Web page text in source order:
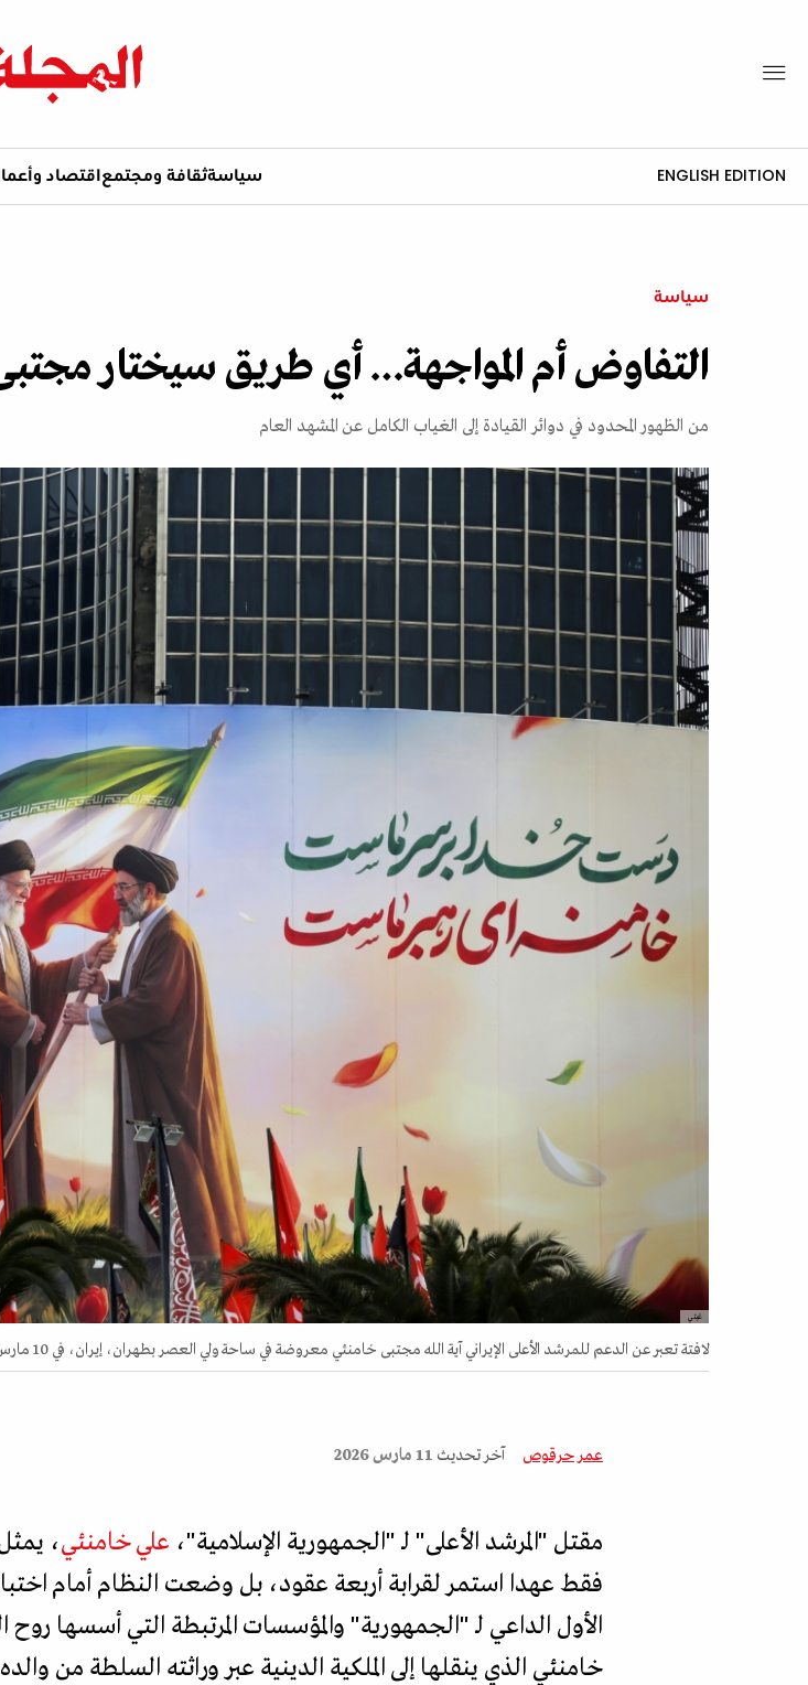
ENGLISH EDITION سياسةثقافة ومجتمع اقتصاد
سياسة
التفاوض أم المواجهة… أي طريق سيختار
من الظهور المحدود في دوائر القيادة إلى الغياب الكامل عن المشهد العام
غيتي
لافتة تعبر عن الدعم للمرشد الأعلى الإيراني آية الله مجتبى خامنئي معروضة في ساحة ولي العصر بطهران، إيران، في 10 مارس 2026
عمر حرقوص آخر تحديث 11 مارس 2026
مقتل "المرشد الأعلى" لـ "الجمهورية الإسلامية"، علي خامنئي،
فقط عهدا استمر لقرابة أربعة عقود، بل وضعت النظام أمام
الأول الداعي لـ "الجمهورية" والمؤسسات المرتبطة التي أسسها
خامنئي الذي ينقلها إلى الملكية الدينية عبر وراثته السلطة من